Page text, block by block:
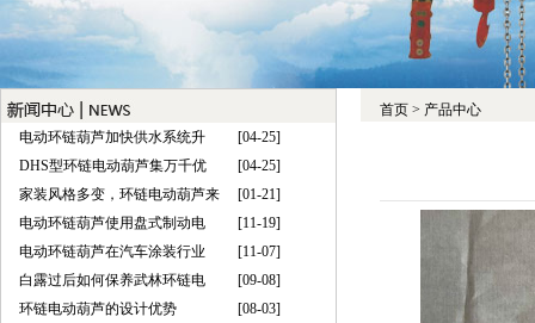
电动环链葫芦加快供水系统升
[04-25]
DHS型环链电动葫芦集万千优
[04-25]
家装风格多变，环链电动葫芦来
[01-21]
电动环链葫芦使用盘式制动电
[11-19]
电动环链葫芦在汽车涂装行业
[11-07]
白露过后如何保养武林环链电
[09-08]
环链电动葫芦的设计优势
[08-03]
首页 > 产品中心